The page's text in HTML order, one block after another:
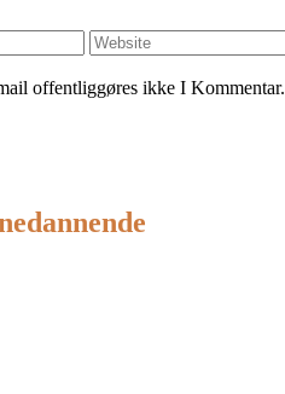
offentliggøres ikke I Kommentar.